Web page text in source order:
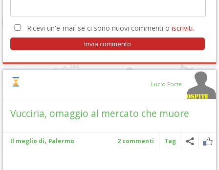
Ricevi un'e-mail se ci sono nuovi commenti o iscriviti.
Lucio Forte
Vucciria, omaggio al mercato che muore
Il meglio di, Palermo 2 commenti Tag